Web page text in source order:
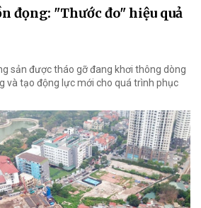
đọng: "Thước đo" hiệu quả
sản được tháo gỡ đang khơi thông dòng
và tạo động lực mới cho quá trình phục